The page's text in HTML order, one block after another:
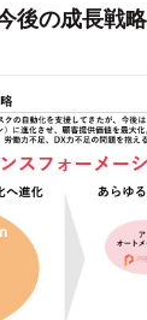
後の成長戦略